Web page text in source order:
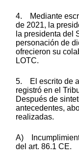
4. Mediante
de 2021, la
la presidenta del
personación de
ofrecieron su
LOTC.
5. El escrito de
registró en el
Después de
antecedentes,
realizadas.
A)
del art. 86.1 CE.